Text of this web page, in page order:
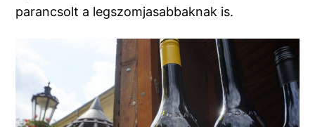
parancsolt a legszomjasabbaknak is.